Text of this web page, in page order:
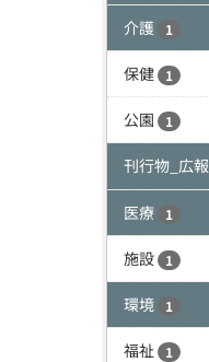
介護 1
保健 1
公園 1
刊行物_広報
医療 1
施設 1
環境 1
福祉 1